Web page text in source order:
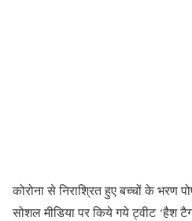
कोरोना से निराश्रित हुए बच्चों के भरण
सोशल मीडिया पर किये गये ट्वीट ‘हैश